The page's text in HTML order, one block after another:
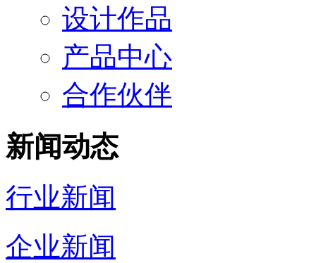
设计作品
产品中心
合作伙伴
新闻动态
行业新闻
企业新闻